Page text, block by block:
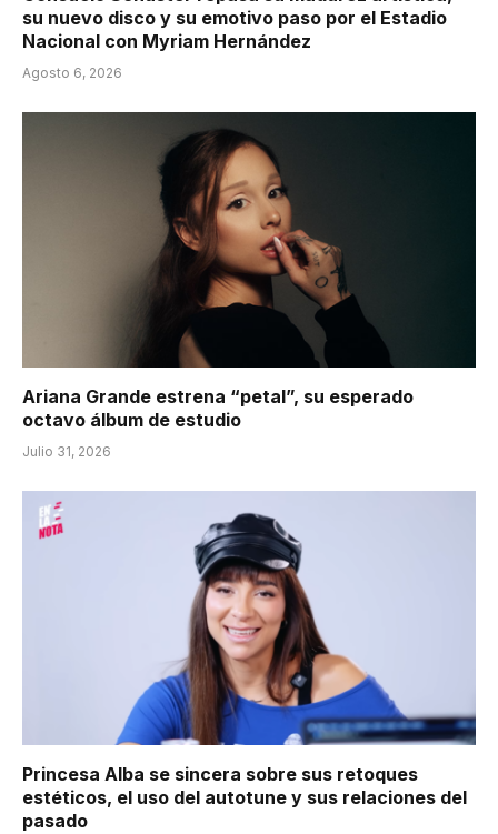
su nuevo disco y su emotivo paso por el Estadio
Nacional con Myriam Hernández
Agosto 6, 2026
Ariana Grande estrena “petal”, su esperado
octavo álbum de estudio
Julio 31, 2026
Princesa Alba se sincera sobre sus retoques
estéticos, el uso del autotune y sus relaciones del
pasado